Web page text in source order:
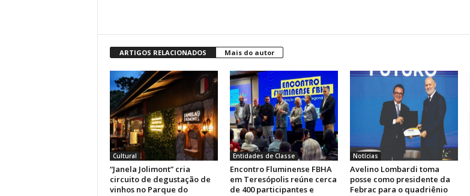
ARTIGOS RELACIONADOS Mais do autor
Cultural
“Janela Jolimont” cria
circuito de degustação de
vinhos no Parque do
Entidades de Classe
Encontro Fluminense FBHA
em Teresópolis reúne cerca
de 400 participantes e
Notícias
Avelino Lombardi toma
posse como presidente da
Febrac para o quadriênio